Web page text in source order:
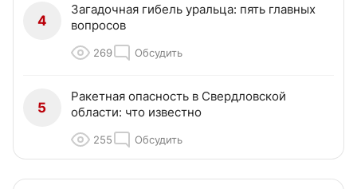
4
Загадочная гибель уральца: пять главных
вопросов
269 Обсудить
5
Ракетная опасность в Свердловской
области: что известно
255 Обсудить